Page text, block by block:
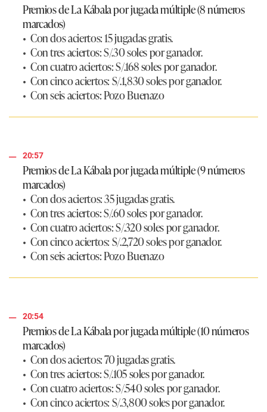
Premios de La Kábala por jugada múltiple (8 números
marcados)
• Con dos aciertos: 15 jugadas gratis.
• Con tres aciertos: S/.30 soles por ganador.
• Con cuatro aciertos: S/.168 soles por ganador.
• Con cinco aciertos: S/.1,830 soles por ganador.
• Con seis aciertos: Pozo Buenazo
20:57
Premios de La Kábala por jugada múltiple (9 números
marcados)
• Con dos aciertos: 35 jugadas gratis.
• Con tres aciertos: S/.60 soles por ganador.
• Con cuatro aciertos: S/.320 soles por ganador.
• Con cinco aciertos: S/.2,720 soles por ganador.
• Con seis aciertos: Pozo Buenazo
20:54
Premios de La Kábala por jugada múltiple (10 números
marcados)
• Con dos aciertos: 70 jugadas gratis.
• Con tres aciertos: S/.105 soles por ganador.
• Con cuatro aciertos: S/.540 soles por ganador.
• Con cinco aciertos: S/.3,800 soles por ganador.